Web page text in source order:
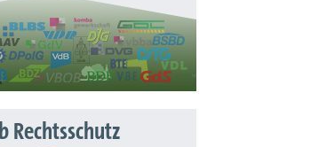
Rechtsschutz